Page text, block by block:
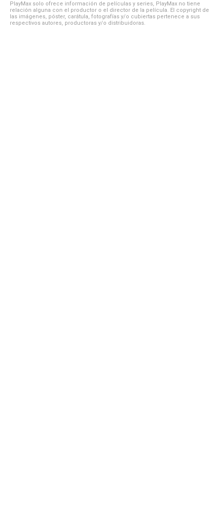
PlayMax solo ofrece información de películas y series, PlayMax no tiene
relación alguna con el productor o el director de la película. El copyright de
las imágenes, póster, carátula, fotografías y/o cubiertas pertenece a sus
respectivos autores, productoras y/o distribuidoras.